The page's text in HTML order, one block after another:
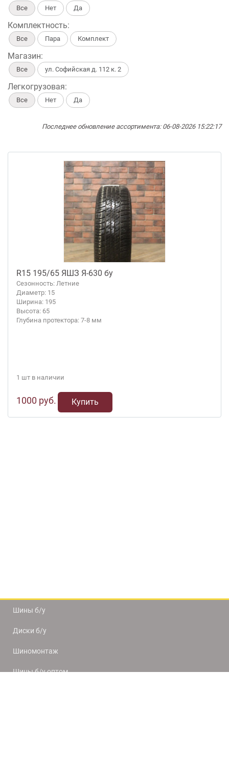
Все Нет Да
Комплектность:
Все Пара Комплект
Магазин:
Все ул. Софийская д. 112 к. 2
Легкогрузовая:
Все Нет Да
Последнее обновление ассортимента: 06-08-2026 15:22:17
R15 195/65 ЯШЗ Я-630 бу
Сезонность: Летние
Диаметр: 15
Ширина: 195
Высота: 65
Глубина протектора: 7-8 мм
1 шт в наличии
1000 руб. Купить
Шины б/у
Диски б/у
Шиномонтаж
Шины б/у оптом